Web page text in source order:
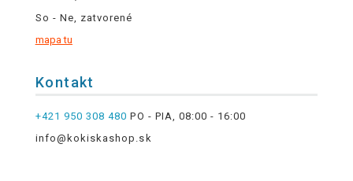
So - Ne, zatvorené
mapa tu
Kontakt
+421 950 308 480 PO - PIA, 08:00 - 16:00
info@kokiskashop.sk